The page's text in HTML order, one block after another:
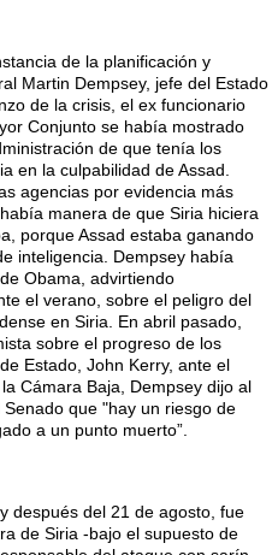
de la planificación y
Martin Dempsey, jefe del Estado
de la crisis, el ex funcionario
Conjunto se había mostrado
de que tenía los
en la culpabilidad de Assad.
agencias por evidencia más
manera de que Siria hiciera
porque Assad estaba ganando
inteligencia. Dempsey había
Obama, advirtiendo
el verano, sobre el peligro del
en Siria. En abril pasado,
sobre el progreso de los
Estado, John Kerry, ante el
Cámara Baja, Dempsey dijo al
que "hay un riesgo de
a un punto muerto”.
después del 21 de agosto, fue
de Siria -bajo el supuesto de